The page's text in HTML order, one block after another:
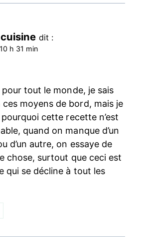
dit :
h 31 min
tout le monde, je sais
ces moyens de bord, mais je
cette recette n’est
quand on manque d’un
d’un autre, on essaye de
chose, surtout que ceci est
qui se décline à tout les